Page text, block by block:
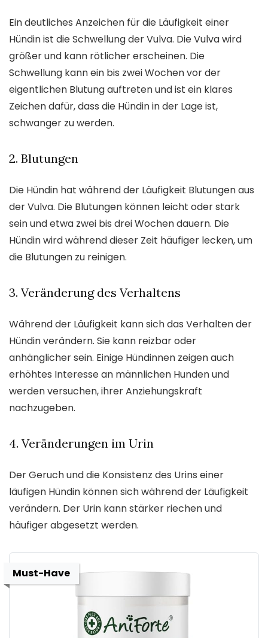
Ein deutliches Anzeichen für die Läufigkeit einer
Hündin ist die Schwellung der Vulva. Die Vulva wird
größer und kann rötlicher erscheinen. Die
Schwellung kann ein bis zwei Wochen vor der
eigentlichen Blutung auftreten und ist ein klares
Zeichen dafür, dass die Hündin in der Lage ist,
schwanger zu werden.
2. Blutungen
Die Hündin hat während der Läufigkeit Blutungen aus
der Vulva. Die Blutungen können leicht oder stark
sein und etwa zwei bis drei Wochen dauern. Die
Hündin wird während dieser Zeit häufiger lecken, um
die Blutungen zu reinigen.
3. Veränderung des Verhaltens
Während der Läufigkeit kann sich das Verhalten der
Hündin verändern. Sie kann reizbar oder
anhänglicher sein. Einige Hündinnen zeigen auch
erhöhtes Interesse an männlichen Hunden und
werden versuchen, ihrer Anziehungskraft
nachzugeben.
4. Veränderungen im Urin
Der Geruch und die Konsistenz des Urins einer
läufigen Hündin können sich während der Läufigkeit
verändern. Der Urin kann stärker riechen und
häufiger abgesetzt werden.
Must-Have